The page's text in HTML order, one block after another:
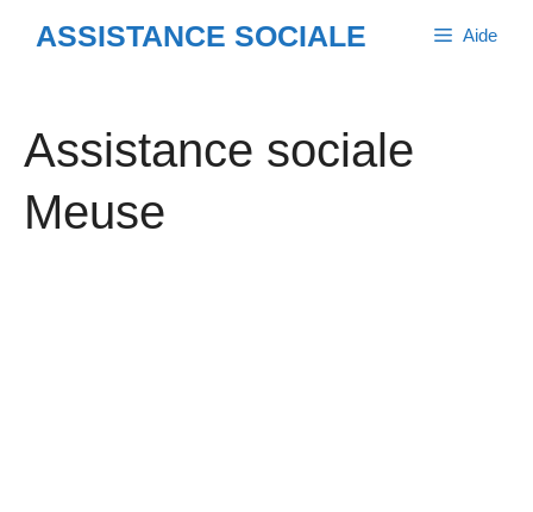
ASSISTANCE SOCIALE Aide
Assistance sociale
Meuse